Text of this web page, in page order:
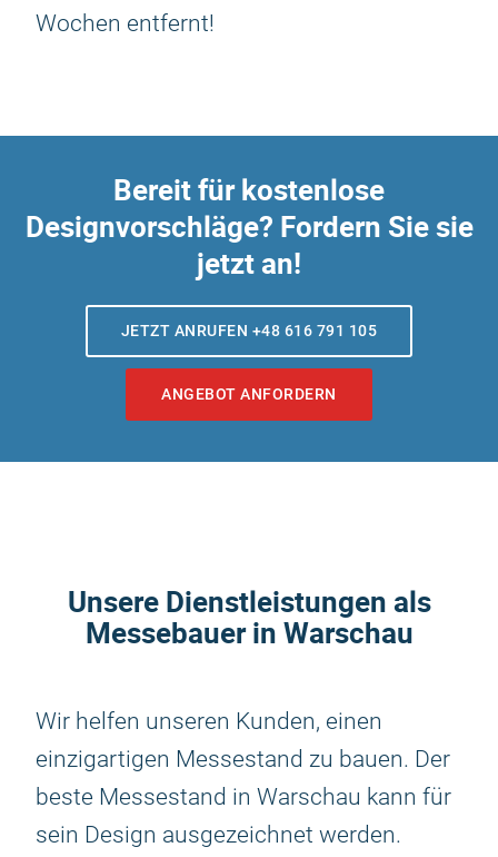
Wochen entfernt!
Bereit für kostenlose
Designvorschläge? Fordern Sie sie
jetzt an!
JETZT ANRUFEN +48 616 791 105
ANGEBOT ANFORDERN
Unsere Dienstleistungen als
Messebauer in Warschau
Wir helfen unseren Kunden, einen
einzigartigen Messestand zu bauen. Der
beste Messestand in Warschau kann für
sein Design ausgezeichnet werden.